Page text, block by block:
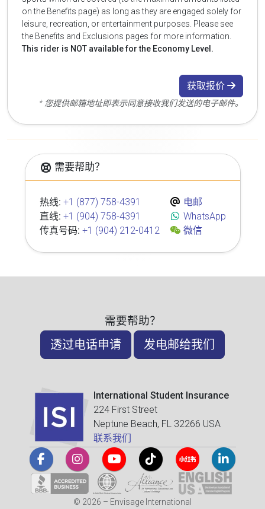
on the Benefits page) as long as they are engaged solely for
leisure, recreation, or entertainment purposes. Please see
the Benefits and Exclusions pages for more information.
This rider is NOT available for the Economy Level.
获取报价
* 您提供邮箱地址即表示同意接收我们发送的电子邮件。
需要帮助？
热线: +1 (877) 758-4391
直线: +1 (904) 758-4391
传真号码: +1 (904) 212-0412
电邮
WhatsApp
微信
需要帮助？
透过电话申请 发电邮给我们
International Student Insurance
224 First Street
Neptune Beach, FL 32266 USA
联系我们
© 2026 – Envisage International